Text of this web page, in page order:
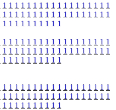
1 1 1 1 1 1 1 1 1 1 1 1 1 1 1 1 1 1
1 1 1 1 1 1 1 1 1 1 1 1 1 1 1 1 1 1
1 1 1 1 1 1 1 1 1 1
1 1 1 1 1 1 1 1 1 1 1 1 1 1 1 1 1 1
1 1 1 1 1 1 1 1 1 1 1 1 1 1 1 1 1 1
1 1 1 1 1 1 1 1 1 1
1 1 1 1 1 1 1 1 1 1 1 1 1 1 1 1 1 1
1 1 1 1 1 1 1 1 1 1 1 1 1 1 1 1 1 1
1 1 1 1 1 1 1 1 1 1